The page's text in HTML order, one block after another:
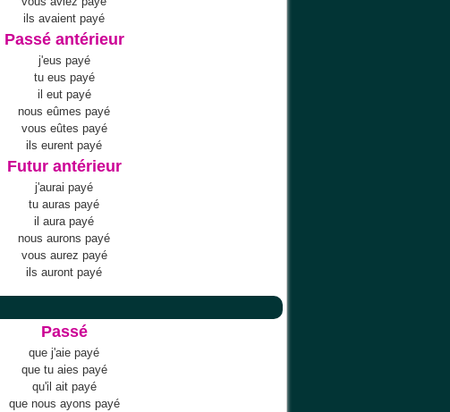
ils avaient payé
Passé antérieur
j'eus payé
tu eus payé
il eut payé
nous eûmes payé
vous eûtes payé
ils eurent payé
Futur antérieur
j'aurai payé
tu auras payé
il aura payé
nous aurons payé
vous aurez payé
ils auront payé
Passé
que j'aie payé
que tu aies payé
qu'il ait payé
que nous ayons payé